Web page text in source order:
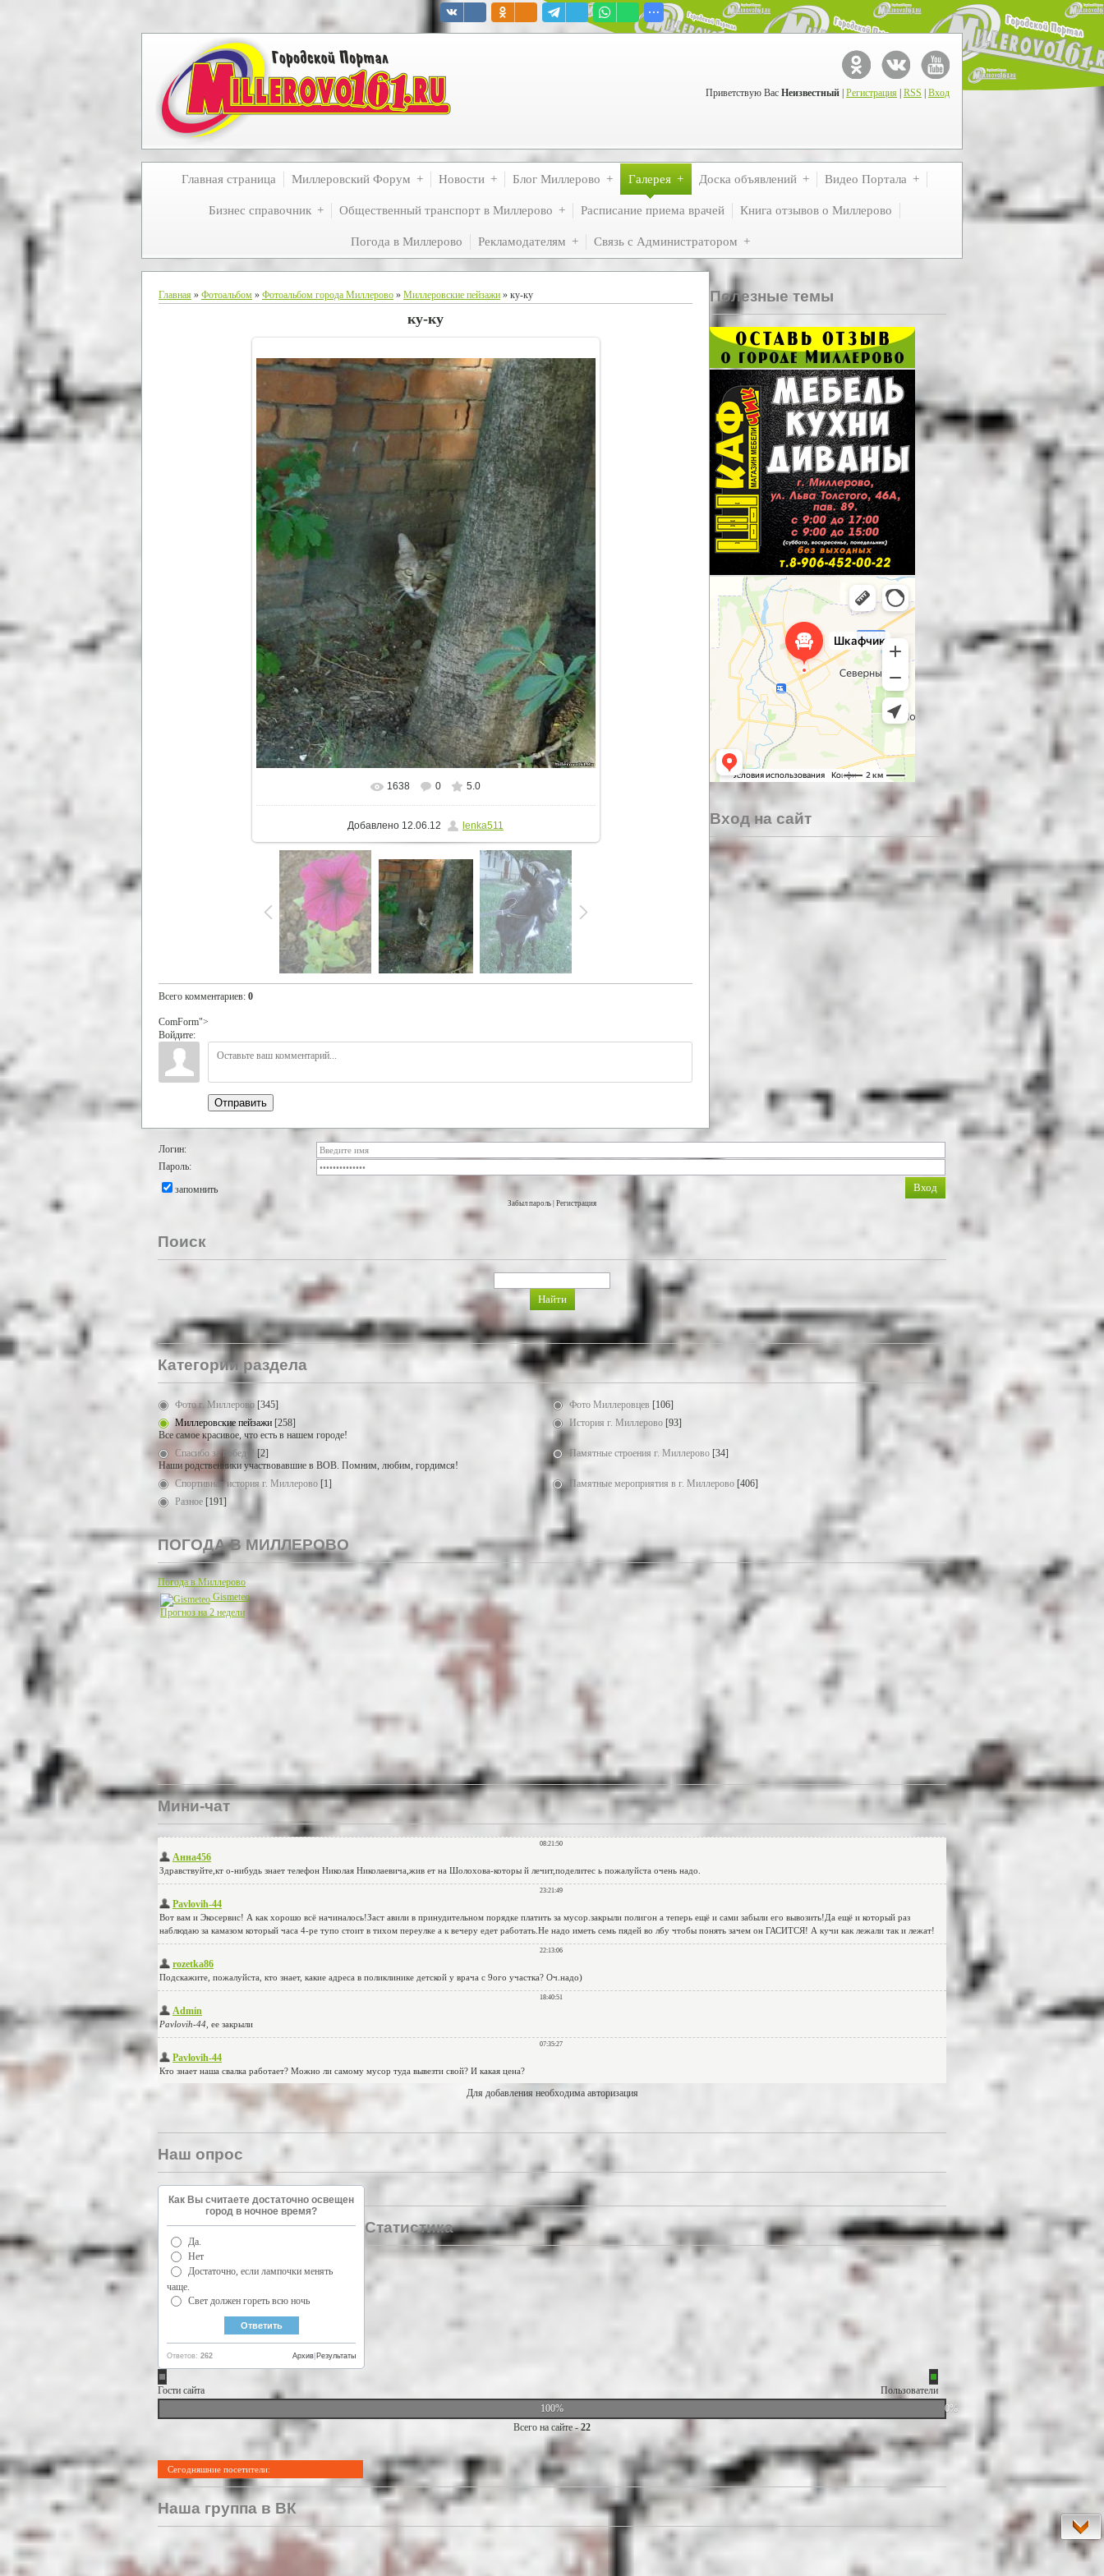
Приветствую Вас Неизвестный Регистрация RSS Вход
Главная страница Миллеровский Форум Новости Блог Миллерово Галерея Доска объявлений Видео Портала
Бизнес справочник Общественный транспорт в Миллерово Расписание приема врачей Книга отзывов о Миллерово
Погода в Миллерово Рекламодателям Связь с Администратором
Главная » Фотоальбом » Фотоальбом города Миллерово » Миллеровские пейзажи » ку-ку
ку-ку
В реальном размере 893x1080
1638 0 5.0
Добавлено 12.06.12 lenka511
Всего комментариев: 0
ComForm">
Войдите:
Отправить
Полезные темы
Вход на сайт
Логин:
Пароль:
запомнить
Забыл пароль Регистрация
Поиск
Категории раздела
Фото г. Миллерово [345] Фото Миллеровцев [106]
Миллеровские пейзажи [258]
Все самое красивое, что есть в нашем городе!
История г. Миллерово [93]
Спасибо за победу!
[2]
Наши родственники участвовавшие в ВОВ. Помним, любим, гордимся!
Памятные строения г. Миллерово [34]
Спортивная история г. Миллерово [1] Памятные мероприятия в г. Миллерово [406]
Разное [191]
ПОГОДА В МИЛЛЕРОВО
Погода в Миллерово
Gismeteo
Прогноз на 2 недели
Мини-чат
Для добавления необходима авторизация
Наш опрос
Как Вы считаете достаточно освещен
город в ночное время?
Да.
Нет
Достаточно, если лампочки менять
чаще.
Свет должен гореть всю ночь
Ответов: 262 Результаты
Архив
Статистика
Гости сайта
Пользователи
100%
0%
Всего на сайте -22
Сегодняшние посетители:
Наша группа в ВК